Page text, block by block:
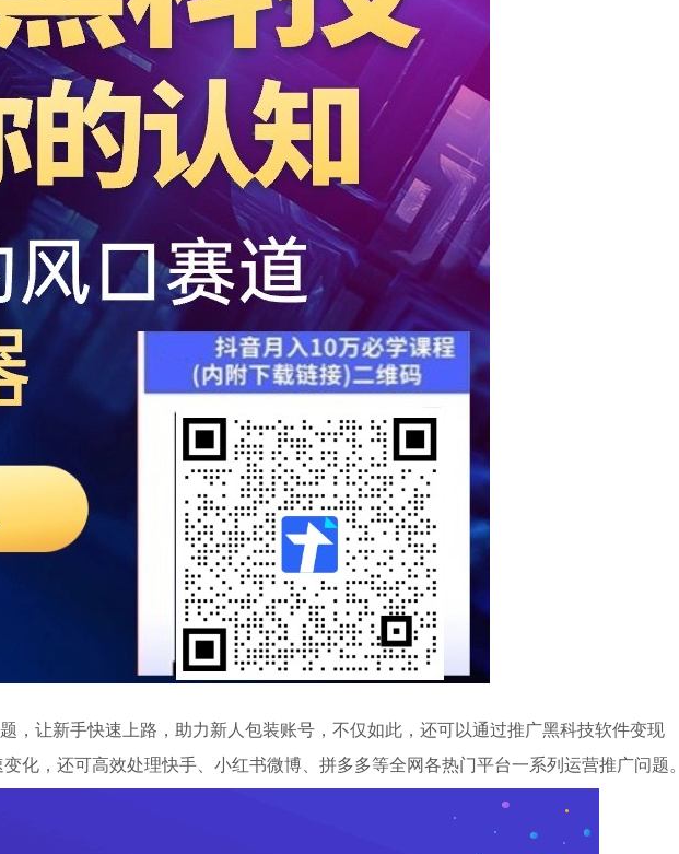
，让新手快速上路，助力新人包装账号，不仅如此，还可以通过推广黑科技软件变现
化，还可高效处理快手、小红书微博、拼多多等全网各热门平台一系列运营推广问题。